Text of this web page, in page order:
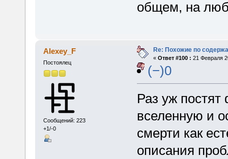
общем, на
Alexey_F
Постоялец
Сообщений: 223
+1/-0
Re: Похожие по
« Ответ #100 : 21 Февраля
(−)0
Раз уж
вселенную и
смерти как
описания